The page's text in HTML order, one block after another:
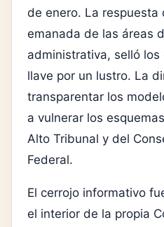
de enero. La respuesta
emanada de las áreas
administrativa, selló
llave por un lustro. La
transparentar los
a vulnerar los
Alto Tribunal y del
Federal.
El cerrojo informativo
el interior de la propia